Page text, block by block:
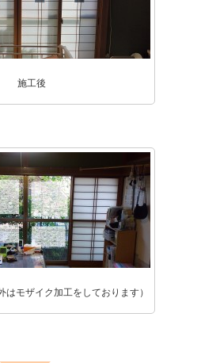
施工後
はモザイク加工をしております）